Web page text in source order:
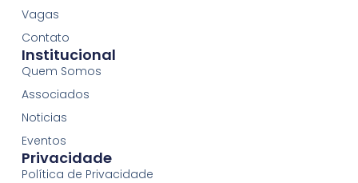
Vagas
Contato
Institucional
Quem Somos
Associados
Noticias
Eventos
Privacidade
Política de Privacidade